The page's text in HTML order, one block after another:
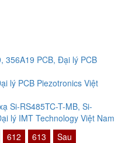
356A19 PCB, Đại lý PCB
lý PCB Piezotronics Việt
Si-RS485TC-T-MB, Si-
lý IMT Technology Việt Nam
612 613 Sau